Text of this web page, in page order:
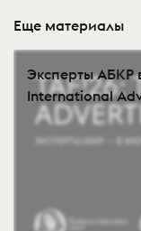
Еще материалы
Эксперты АБКР
International